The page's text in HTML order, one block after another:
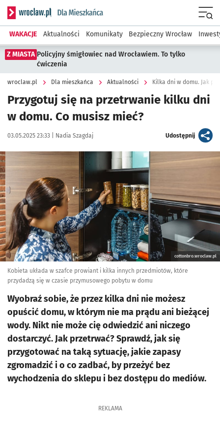
Serwis informacyjny wroclaw.pl podserwis: Dla mieszkańca
WAKACJE Aktualności Komunikaty Bezpieczny Wrocław
Z MIASTA Policyjny śmigłowiec nad Wrocławiem. To tylko
ćwiczenia
wroclaw.pl Dla mieszkańca Aktualności Kilka dni w domu. Jak
Przygotuj się na przetrwanie kilku dni
w domu. Co musisz mieć?
Data publikacji:
03.05.2025 23:33 | Autor:
Nadia Szagdaj Udostępnijartykuł
Kliknij, aby powiększyć
cottonbro.wroclaw.pl
Kobieta układa w szafce prowiant i kilka innych przedmiotów, które
przydadzą się w czasie przymusowego pobytu w domu
Wyobraź sobie, że przez kilka dni nie możesz
opuścić domu, w którym nie ma prądu ani bieżącej
wody. Nikt nie może cię odwiedzić ani niczego
dostarczyć. Jak przetrwać? Sprawdź, jak się
przygotować na taką sytuację, jakie zapasy
zgromadzić i o co zadbać, by przeżyć bez
wychodzenia do sklepu i bez dostępu do mediów.
REKLAMA